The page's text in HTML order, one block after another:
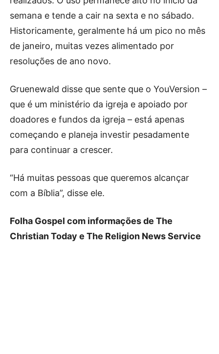
semana e tende a cair na sexta e no sábado.
Historicamente, geralmente há um pico no mês
de janeiro, muitas vezes alimentado por
resoluções de ano novo.
Gruenewald disse que sente que o YouVersion –
que é um ministério da igreja e apoiado por
doadores e fundos da igreja – está apenas
começando e planeja investir pesadamente
para continuar a crescer.
“Há muitas pessoas que queremos alcançar
com a Bíblia”, disse ele.
Folha Gospel com informações de The
Christian Today e The Religion News Service